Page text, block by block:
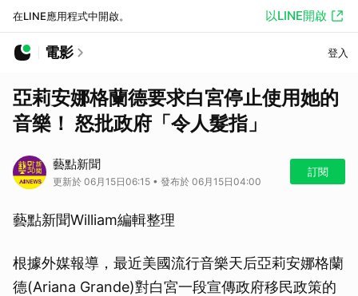
在LINE應用程式中開啟。 以LINE開啟
電影 登入
亞莉安娜格蘭德要求白宮停止使用她的
音樂！ 怒批政府「令人髮指」
藝點新聞
更新於 06月15日06:15 • 發布於 06月15日04:00
訂閱
藝點新聞William編輯整理
根據外媒報導，最近美國流行音樂天后亞莉安娜格蘭
德(Ariana Grande)對白宮一段宣傳政府移民政策的